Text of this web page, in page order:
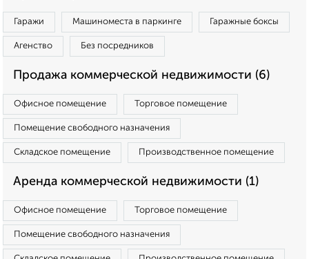
Гаражи Машиноместа в паркинге Гаражные боксы
Агенство Без посредников
Продажа коммерческой недвижимости (6)
Офисное помещение Торговое помещение
Помещение свободного назначения
Складское помещение Производственное помещение
Аренда коммерческой недвижимости (1)
Офисное помещение Торговое помещение
Помещение свободного назначения